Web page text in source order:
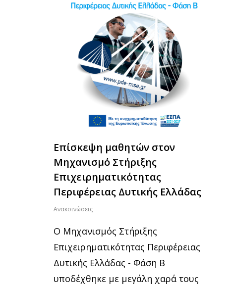
Επίσκεψη μαθητών στον
Μηχανισμό Στήριξης
Επιχειρηματικότητας
Περιφέρειας Δυτικής Ελλάδας
Ανακοινώσεις
Ο Μηχανισμός Στήριξης
Επιχειρηματικότητας Περιφέρειας
Δυτικής Ελλάδας - Φάση Β
υποδέχθηκε με μεγάλη χαρά τους